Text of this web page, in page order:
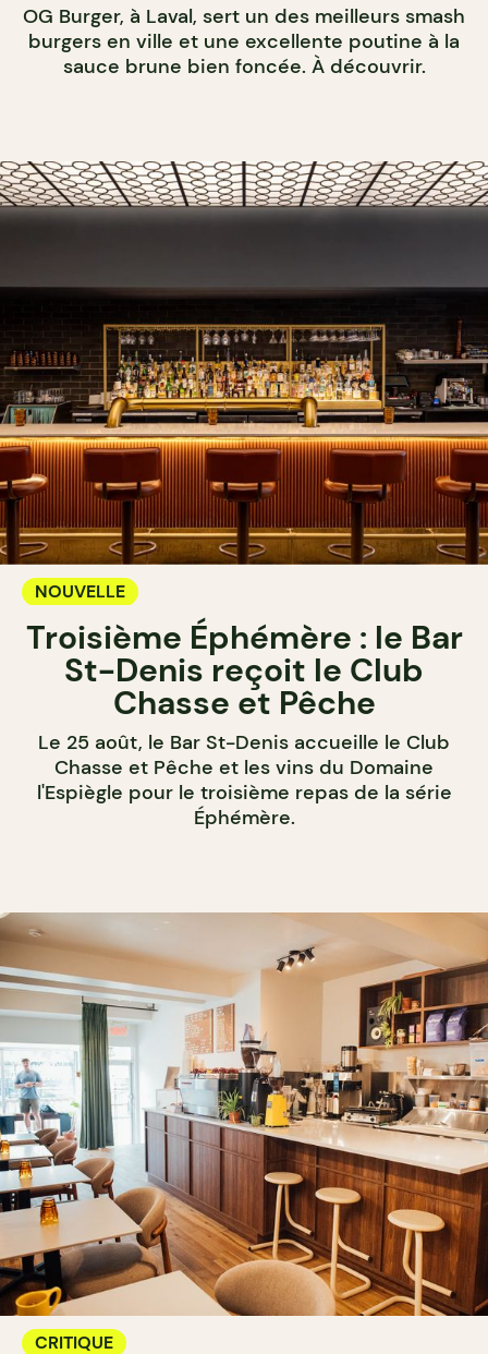
OG Burger, à Laval, sert un des meilleurs smash
burgers en ville et une excellente poutine à la
sauce brune bien foncée. À découvrir.
NOUVELLE
Troisième Éphémère : le Bar
St-Denis reçoit le Club
Chasse et Pêche
Le 25 août, le Bar St-Denis accueille le Club
Chasse et Pêche et les vins du Domaine
l'Espiègle pour le troisième repas de la série
Éphémère.
CRITIQUE